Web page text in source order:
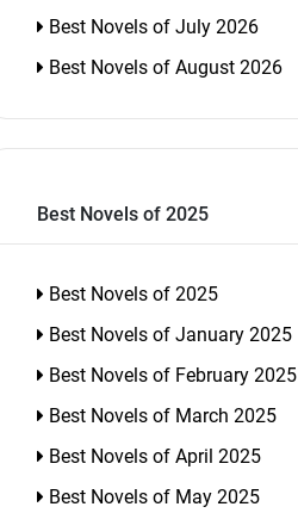
Best Novels of July 2026
Best Novels of August 2026
Best Novels of 2025
Best Novels of 2025
Best Novels of January 2025
Best Novels of February 2025
Best Novels of March 2025
Best Novels of April 2025
Best Novels of May 2025